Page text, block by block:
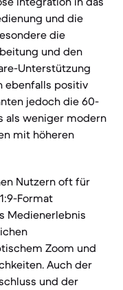
und die
die
und den
Unterstützung
ebenfalls positiv
jedoch die 60-
als weniger modern
mit höheren
Nutzern oft für
Format
Medienerlebnis
Zoom und
Auch der
und der